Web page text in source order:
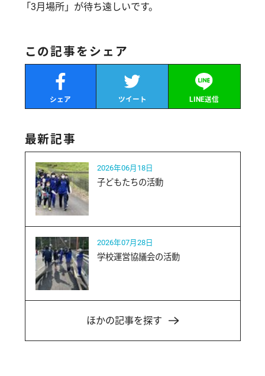
「3月場所」が待ち遠しいです。
この記事をシェア
シェア ツイート LINE送信
最新記事
2026年06月18日
子どもたちの活動
2026年07月28日
学校運営協議会の活動
ほかの記事を探す